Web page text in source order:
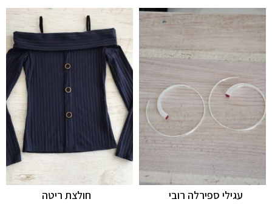
חולצת ריטה עגילי ספירלה רובי